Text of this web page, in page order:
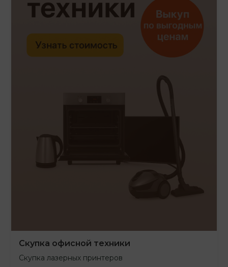
Скупка офисной техники
Скупка лазерных принтеров